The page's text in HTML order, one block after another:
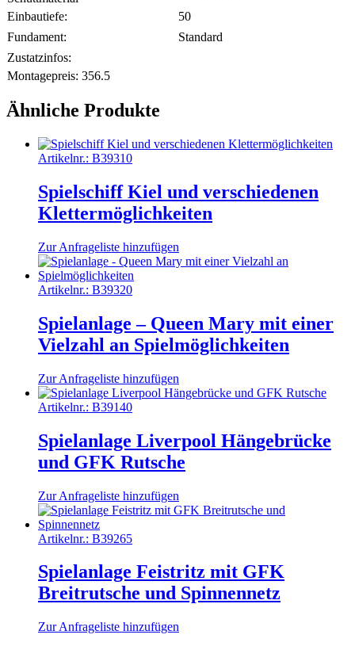
Einbautiefe:
50
Fundament:
Standard
Zustatzinfos:
Montagepreis: 356.5
Ähnliche Produkte
Artikelnr.: B39310
Spielschiff Kiel und verschiedenen
Klettermöglichkeiten
Zur Anfrageliste hinzufügen
Artikelnr.: B39320
Spielanlage – Queen Mary mit einer
Vielzahl an Spielmöglichkeiten
Zur Anfrageliste hinzufügen
Artikelnr.: B39140
Spielanlage Liverpool Hängebrücke
und GFK Rutsche
Zur Anfrageliste hinzufügen
Artikelnr.: B39265
Spielanlage Feistritz mit GFK
Breitrutsche und Spinnennetz
Zur Anfrageliste hinzufügen